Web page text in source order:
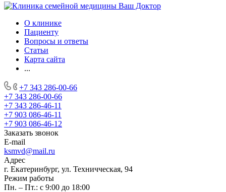
О клинике
Пациенту
Вопросы и ответы
Статьи
Карта сайта
...
+7 343 286-00-66
+7 343 286-00-66
+7 343 286-46-11
+7 903 086-46-11
+7 903 086-46-12
Заказать звонок
E-mail
ksmvd@mail.ru
Адрес
г. Екатеринбург, ул. Техничческая, 94
Режим работы
Пн. – Пт.: с 9:00 до 18:00